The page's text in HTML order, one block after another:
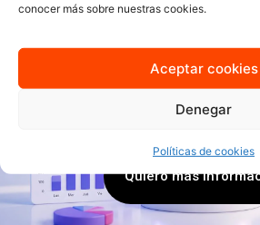
conocer más sobre nuestras cookies.
Aceptar cookies
Denegar
Políticas de cookies
Redes Sociales en
estrategias reales, cercanas y
Quiero más